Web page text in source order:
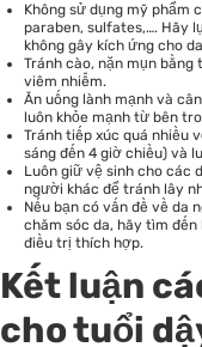
Không sử dụng mỹ phẩm
paraben, sulfates,…. Hãy
không gây kích ứng cho
Tránh cào, nặn mụn
viêm nhiễm.
Ăn uống lành mạnh và
luôn khỏe mạnh từ bên
Tránh tiếp xúc quá nhiều
sáng đến 4 giờ chiều) và
Luôn giữ vệ sinh cho các
người khác để tránh lây
Nếu bạn có vấn đề về da
chăm sóc da, hãy tìm
điều trị thích hợp.
Kết luận
cho tuổi